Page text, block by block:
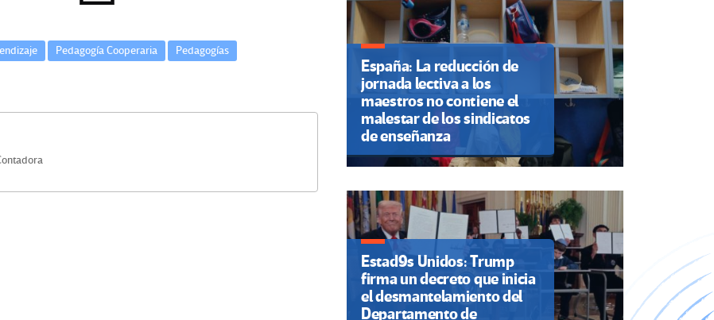
Pedagogía Cooperaria
Pedagogías
España: La reducción de
jornada lectiva a los
maestros no contiene el
malestar de los sindicatos
de enseñanza
Estad9s Unidos: Trump
firma un decreto que inicia
el desmantelamiento del
Departamento de